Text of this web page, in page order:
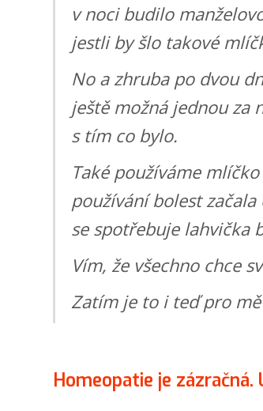
v noci budilo
jestli by šlo takové
No a zhruba po dvou
ještě možná jednou za
s tím co bylo.
Také používáme
používání bolest
se spotřebuje lahvička
Vím, že všechno chce
Zatím je to i teď pro
Homeopatie je